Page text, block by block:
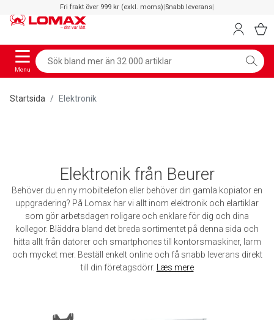
Fri frakt över 999 kr (exkl. moms)|Snabb leverans|
Menu
Startsida Elektronik
Elektronik från Beurer
Behöver du en ny mobiltelefon eller behöver din gamla kopiator en
uppgradering? På Lomax har vi allt inom elektronik och elartiklar
som gör arbetsdagen roligare och enklare för dig och dina
kollegor. Bläddra bland det breda sortimentet på denna sida och
hitta allt från datorer och smartphones till kontorsmaskiner, larm
och mycket mer. Beställ enkelt online och få snabb leverans direkt
till din företagsdörr.
Læs mere